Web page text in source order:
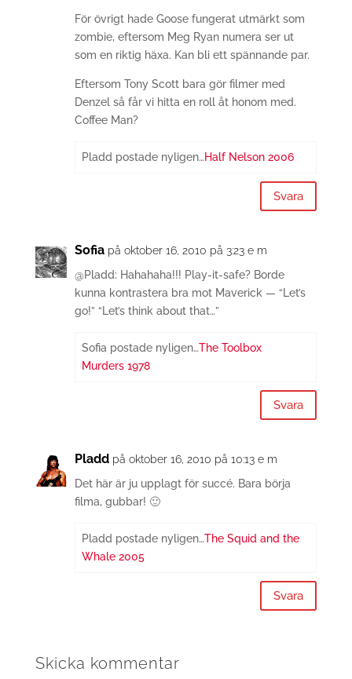
För övrigt hade Goose fungerat utmärkt som
zombie, eftersom Meg Ryan numera ser ut
som en riktig häxa. Kan bli ett spännande par.
Eftersom Tony Scott bara gör filmer med
Denzel så får vi hitta en roll åt honom med.
Coffee Man?
Pladd postade nyligen…Half Nelson 2006
Svara
Sofia på oktober 16, 2010 på 3:23 e m
@Pladd: Hahahaha!!! Play-it-safe? Borde
kunna kontrastera bra mot Maverick — “Let’s
go!” “Let’s think about that…”
Sofia postade nyligen…The Toolbox
Murders 1978
Svara
Pladd på oktober 16, 2010 på 10:13 e m
Det här är ju upplagt för succé. Bara börja
filma, gubbar! 🙂
Pladd postade nyligen…The Squid and the
Whale 2005
Svara
Skicka kommentar